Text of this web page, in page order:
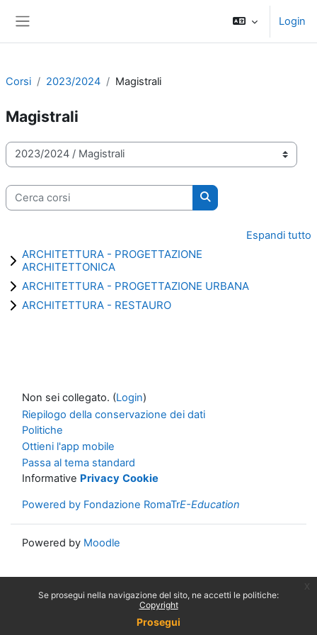
Se prosegui nella navigazione del sito, ne accetti le politiche:
Copyright
Prosegui
Login
Corsi 2023/2024 Magistrali
Magistrali
Categorie di corso
Cerca corsi
Cerca corsi
Espandi tutto
ARCHITETTURA - PROGETTAZIONE
ARCHITETTONICA
ARCHITETTURA - PROGETTAZIONE URBANA
ARCHITETTURA - RESTAURO
Non sei collegato. (Login)
Riepilogo della conservazione dei dati
Politiche
Ottieni l'app mobile
Passa al tema standard
Informative Privacy Cookie
Powered by Fondazione RomaTrE-Education
Powered by Moodle